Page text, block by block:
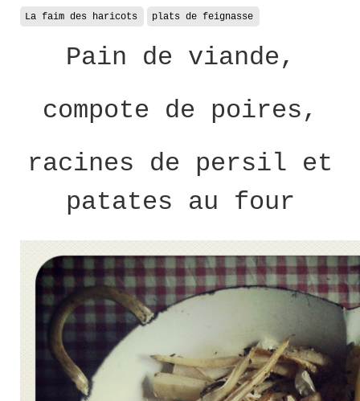
La faim des haricots plats de feignasse
Pain de viande,
compote de poires,
racines de persil et
patates au four